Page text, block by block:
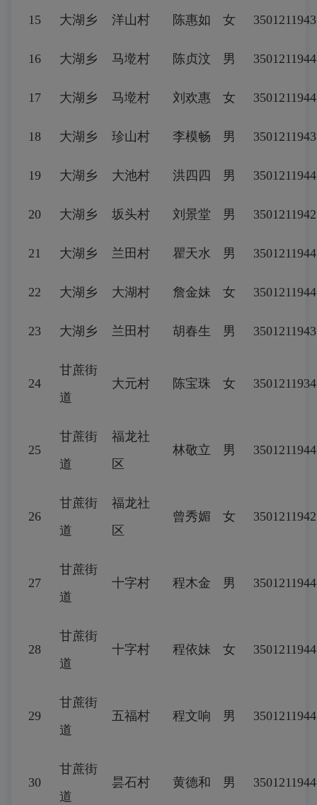
15 大湖乡 洋山村 陈惠如 女
16 大湖乡 马墘村 陈贞汶 男
17 大湖乡 马墘村 刘欢惠 女
18 大湖乡 珍山村 李模畅 男
19 大湖乡 大池村 洪四四 男
20 大湖乡 坂头村 刘景堂 男
21 大湖乡 兰田村 瞿天水 男
22 大湖乡 大湖村 詹金妹 女
23 大湖乡 兰田村 胡春生 男
24
甘蔗街
道
大元村 陈宝珠 女
25
甘蔗街
道
福龙社
区
林敬立 男
26
甘蔗街
道
福龙社
区
曾秀媚 女
27
甘蔗街
道
十字村 程木金 男
28
甘蔗街
道
十字村 程依妹 女
29
甘蔗街
道
五福村 程文响 男
30
甘蔗街
道
昙石村 黄德和 男